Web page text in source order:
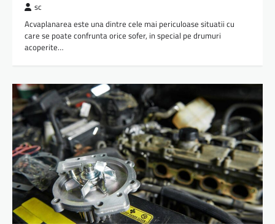
sc
Acvaplanarea este una dintre cele mai periculoase situatii cu
care se poate confrunta orice sofer, in special pe drumuri
acoperite…